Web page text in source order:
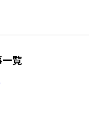
一覧